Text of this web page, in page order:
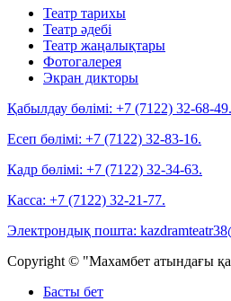
Театр тарихы
Театр әдебі
Театр жаңалықтары
Фотогалерея
Экран дикторы
Қабылдау бөлімі: +7 (7122) 32-68-49.
Есеп бөлімі: +7 (7122) 32-83-16.
Кадр бөлімі: +7 (7122) 32-34-63.
Касса: +7 (7122) 32-21-77.
Электрондық пошта:
Copyright © "Махамбет атындағы
Басты бет